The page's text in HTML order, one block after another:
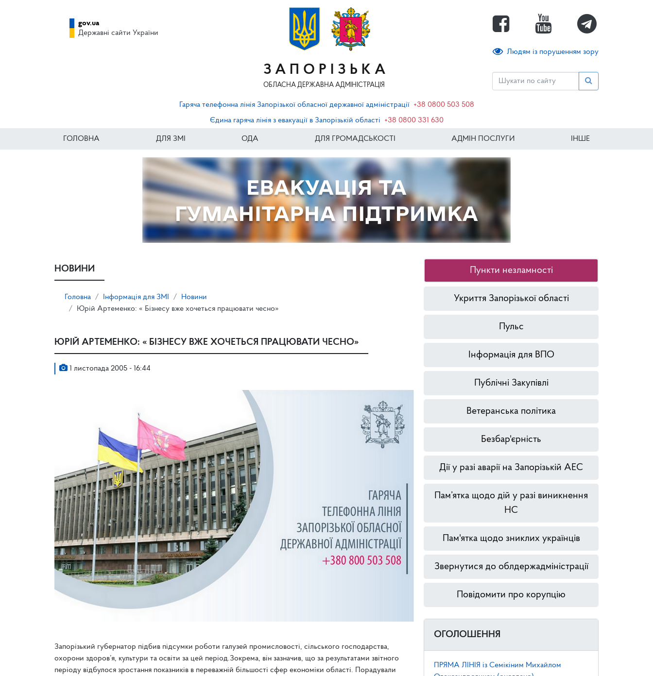
ЗАПОРІЗЬКА
ОБЛАСНА ДЕРЖАВНА АДМІНІСТРАЦІЯ
Людям із порушенням зору
gov.ua
Державні сайти України
Гаряча телефонна лінія Запорізької обласної державної адміністрації +38 0800 503 508
Єдина гаряча лінія з евакуації в Запорізькій області
+38 0800 331 630
ГОЛОВНА ДЛЯ ЗМІ ОДА ДЛЯ ГРОМАДСЬКОСТІ АДМІН ПОСЛУГИ ІНШЕ
НОВИНИ
Головна Інформація для ЗМІ
Новини
Юрій Артеменко: « Бізнесу вже хочеться працювати чесно»
ЮРІЙ АРТЕМЕНКО: « БІЗНЕСУ ВЖЕ ХОЧЕТЬСЯ ПРАЦЮВАТИ ЧЕСНО»
1 листопада 2005 - 16:44
Запорізький губернатор підбив підсумки роботи галузей промисловості, сільського господарства,
охорони здоров’я, культури та освіти за цей період.Зокрема, він зазначив, що за результатами звітного
періоду відбулося зростання показників в переважній більшості сфер економіки області. Порадували
Пункти незламності
Укриття Запорізької області
Пульс
Інформація для ВПО
Публічні Закупівлі
Ветеранська політика
Безбар'єрність
Дії у разі аварії на Запорізькій АЕС
Пам’ятка щодо дій у разі виникнення
НС
Пам'ятка щодо зниклих українців
Звернутися до облдержадміністрації
Повідомити про корупцію
ОГОЛОШЕННЯ
ПРЯМА ЛІНІЯ із Семікіним Михайлом